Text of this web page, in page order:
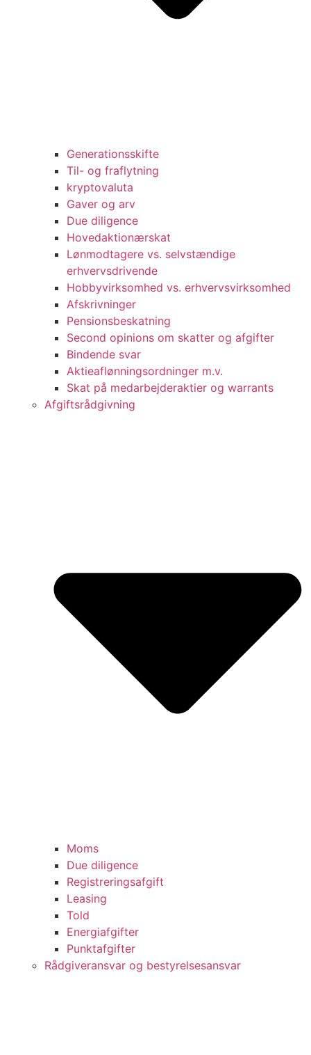
Generationsskifte
Til- og fraflytning
kryptovaluta
Gaver og arv
Due diligence
Hovedaktionærskat
Lønmodtagere vs. selvstændige
erhvervsdrivende
Hobbyvirksomhed vs. erhvervsvirksomhed
Afskrivninger
Pensionsbeskatning
Second opinions om skatter og afgifter
Bindende svar
Aktieaflønningsordninger m.v.
Skat på medarbejderaktier og warrants
Afgiftsrådgivning
Moms
Due diligence
Registreringsafgift
Leasing
Told
Energiafgifter
Punktafgifter
Rådgiveransvar og bestyrelsesansvar